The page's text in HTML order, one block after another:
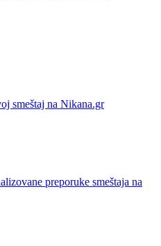
smeštaj na Nikana.gr
preporuke smeštaja na